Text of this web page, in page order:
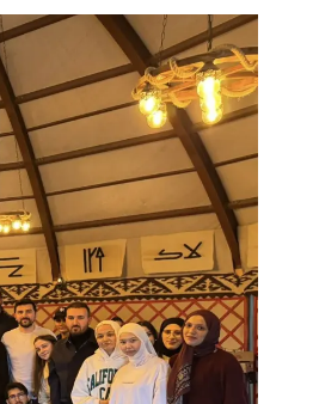
Manisa
Kahramanmaraş
Mardin
Muğla
Muş
Nevşehir
Niğde
Ordu